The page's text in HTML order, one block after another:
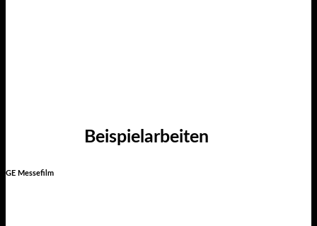
Beispielarbeiten
GE Messefilm